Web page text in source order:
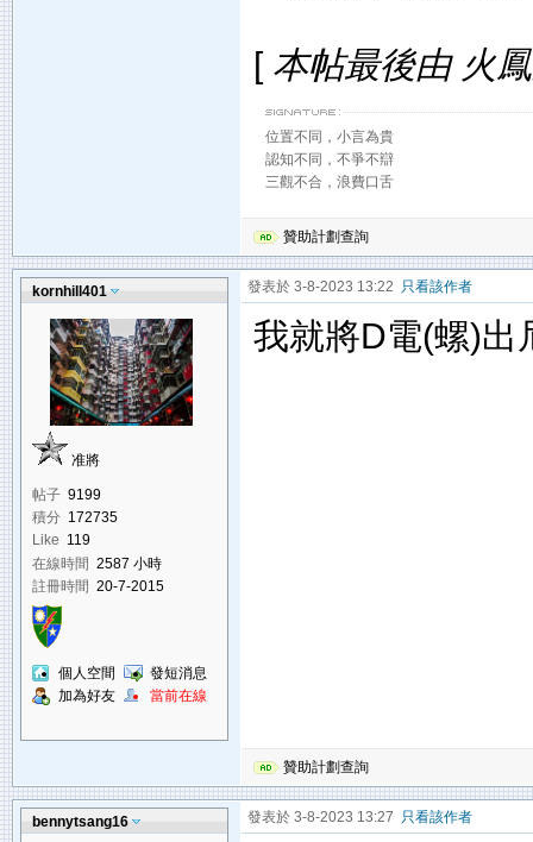
[本帖最後由 火
位置不同，小言為貴
認知不同，不爭不辯
三觀不合，浪費口舌
贊助計劃查詢
kornhill401
准將
帖子 9199
積分 172735
Like 119
在線時間 2587 小時
註冊時間 20-7-2015
個人空間
發短消息
加為好友
當前在線
發表於 3-8-2023 13:22 只看該作者
我就將D電(螺)出
贊助計劃查詢
bennytsang16 發表於 3-8-2023 13:27 只看該作者